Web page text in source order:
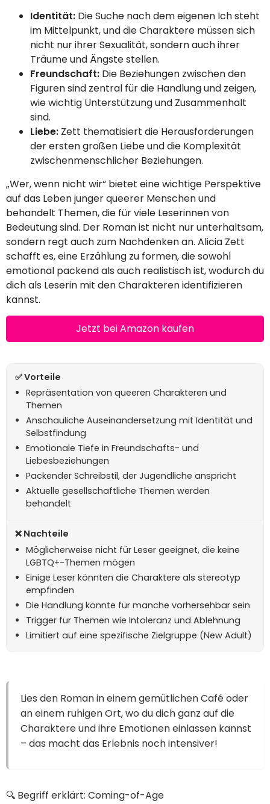
Identität: Die Suche nach dem eigenen Ich steht
im Mittelpunkt, und die Charaktere müssen sich
nicht nur ihrer Sexualität, sondern auch ihrer
Träume und Ängste stellen.
Freundschaft: Die Beziehungen zwischen den
Figuren sind zentral für die Handlung und zeigen,
wie wichtig Unterstützung und Zusammenhalt
sind.
Liebe: Zett thematisiert die Herausforderungen
der ersten großen Liebe und die Komplexität
zwischenmenschlicher Beziehungen.
„Wer, wenn nicht wir“ bietet eine wichtige Perspektive
auf das Leben junger queerer Menschen und
behandelt Themen, die für viele Leserinnen von
Bedeutung sind. Der Roman ist nicht nur unterhaltsam,
sondern regt auch zum Nachdenken an. Alicia Zett
schafft es, eine Erzählung zu formen, die sowohl
emotional packend als auch realistisch ist, wodurch du
dich als Leserin mit den Charakteren identifizieren
kannst.
Jetzt bei Amazon kaufen
Repräsentation von queeren Charakteren und
Themen
Anschauliche Auseinandersetzung mit Identität und
Selbstfindung
Emotionale Tiefe in Freundschafts- und
Liebesbeziehungen
Packender Schreibstil, der Jugendliche anspricht
Aktuelle gesellschaftliche Themen werden
behandelt
Möglicherweise nicht für Leser geeignet, die keine
LGBTQ+-Themen mögen
Einige Leser könnten die Charaktere als stereotyp
empfinden
Die Handlung könnte für manche vorhersehbar sein
Trigger für Themen wie Intoleranz und Ablehnung
Limitiert auf eine spezifische Zielgruppe (New Adult)
Lies den Roman in einem gemütlichen Café oder
an einem ruhigen Ort, wo du dich ganz auf die
Charaktere und ihre Emotionen einlassen kannst
– das macht das Erlebnis noch intensiver!
🔍 Begriff erklärt: Coming-of-Age